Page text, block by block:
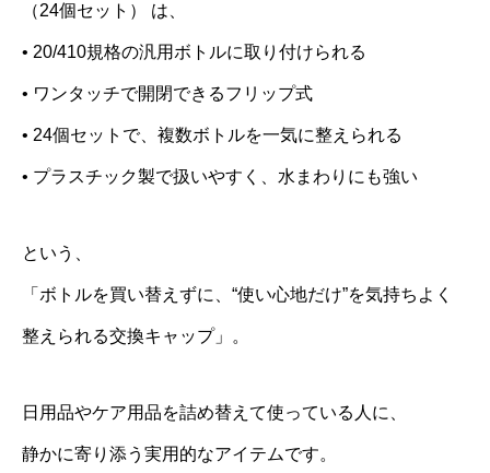
（24個セット） は、
• 20/410規格の汎用ボトルに取り付けられる
• ワンタッチで開閉できるフリップ式
• 24個セットで、複数ボトルを一気に整えられる
• プラスチック製で扱いやすく、水まわりにも強い
という、
「ボトルを買い替えずに、“使い心地だけ”を気持ちよく
整えられる交換キャップ」。
日用品やケア用品を詰め替えて使っている人に、
静かに寄り添う実用的なアイテムです。